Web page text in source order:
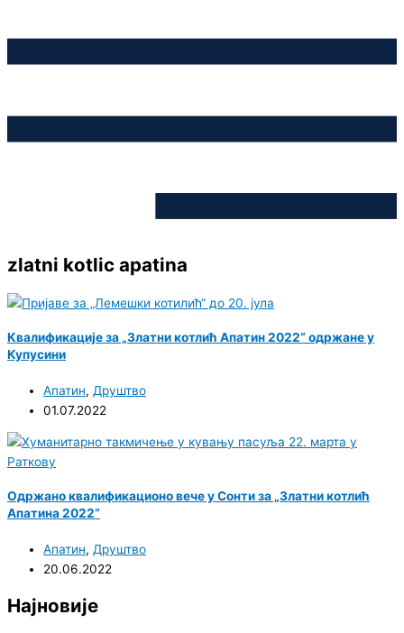
zlatni kotlic apatina
Квалификације за „Златни котлић Апатин 2022“ одржане у
Купусини
Апатин, Друштво
01.07.2022
Одржано квалификационо вече у Сонти за „Златни котлић
Апатина 2022“
Апатин, Друштво
20.06.2022
Најновије